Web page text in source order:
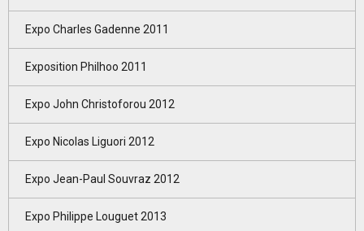
Expo Charles Gadenne 2011
Exposition Philhoo 2011
Expo John Christoforou 2012
Expo Nicolas Liguori 2012
Expo Jean-Paul Souvraz 2012
Expo Philippe Louguet 2013